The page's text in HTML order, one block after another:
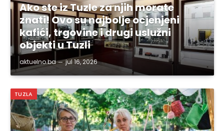
Ako ste iz Tuzle za njih morate
znati! Ovo su najbolje ocjenjeni
kafići, trgovine i drugi uslužni
objekti u Tuzli
aktuelno.ba jul 16, 2026
TUZLA